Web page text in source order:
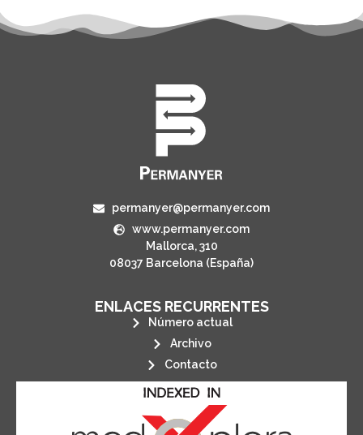
permanyer@permanyer.com
www.permanyer.com
Mallorca, 310
08037 Barcelona (España)
ENLACES RECURRENTES
Número actual
Archivo
Contacto